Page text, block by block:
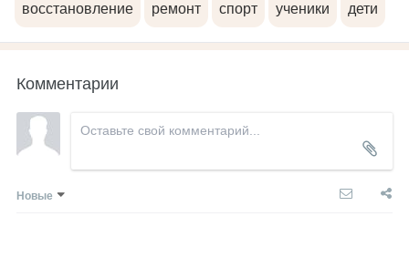
восстановление ремонт спорт ученики дети
Комментарии
Новые